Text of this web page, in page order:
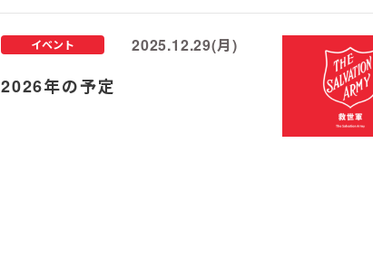
2026年の予定
イベント 2025.12.29(月)